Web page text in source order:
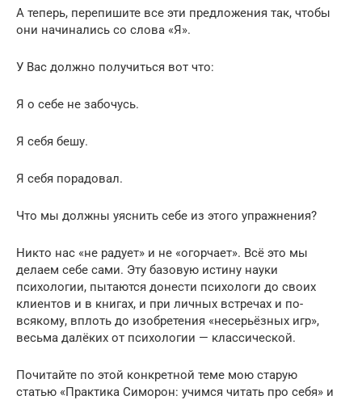
А теперь, перепишите все эти предложения так, чтобы
они начинались со слова «Я».
У Вас должно получиться вот что:
Я о себе не забочусь.
Я себя бешу.
Я себя порадовал.
Что мы должны уяснить себе из этого упражнения?
Никто нас «не радует» и не «огорчает». Всё это мы
делаем себе сами. Эту базовую истину науки
психологии, пытаются донести психологи до своих
клиентов и в книгах, и при личных встречах и по-
всякому, вплоть до изобретения «несерьёзных игр»,
весьма далёких от психологии — классической.
Почитайте по этой конкретной теме мою старую
статью «Практика Симорон: учимся читать про себя» и